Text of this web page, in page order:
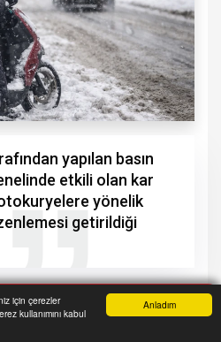
Anladım
için çerezler
kullanımını kabul
yapılan basın
etkili olan kar
yönelik
getirildiği
Haber Ara İhbar Hattı Menu